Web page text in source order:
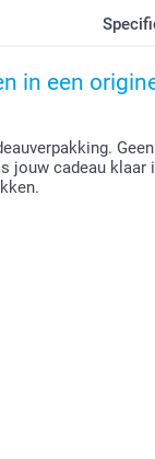
in een
jouw cadeau klaar